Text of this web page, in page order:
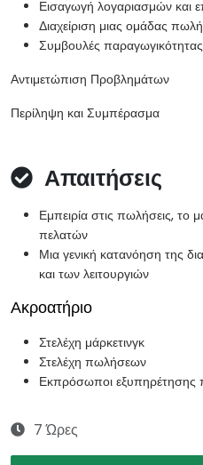
Εισαγωγή λογαριασμών και
Διαχείριση μιας ομάδας
Συμβουλές παραγωγικότητας
Αντιμετώπιση Προβλημάτων
Περίληψη και Συμπέρασμα
Απαιτήσεις
Εμπειρία στις πωλήσεις, το
πελατών
Μια γενική κατανόηση της
και των λειτουργιών
Ακροατήριο
Στελέχη μάρκετινγκ
Στελέχη πωλήσεων
Εκπρόσωποι εξυπηρέτησης
7 Ώρες